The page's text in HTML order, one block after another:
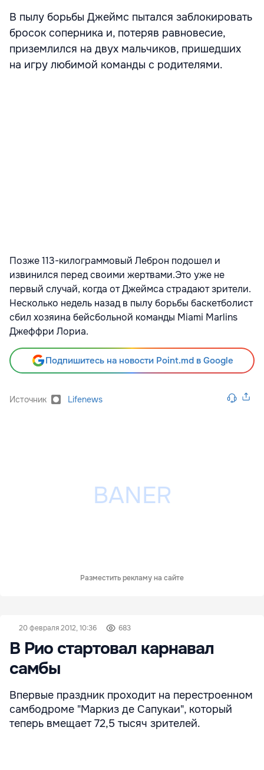
В пылу борьбы Джеймс пытался заблокировать
бросок соперника и, потеряв равновесие,
приземлился на двух мальчиков, пришедших
на игру любимой команды с родителями.
Позже 113-килограммовый Леброн подошел и
извинился перед своими жертвами.Это уже не
первый случай, когда от Джеймса страдают зрители.
Несколько недель назад в пылу борьбы баскетболист
сбил хозяина бейсбольной команды Miami Marlins
Джеффри Лориа.
Подпишитесь на новости Point.md в Google
Источник Lifenews
Разместить рекламу на сайте
20 февраля 2012, 10:36 683
В Рио стартовал карнавал
самбы
Впервые праздник проходит на перестроенном
самбодроме "Маркиз де Сапукаи", который
теперь вмещает 72,5 тысяч зрителей.